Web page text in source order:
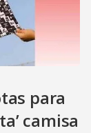
para
camisa